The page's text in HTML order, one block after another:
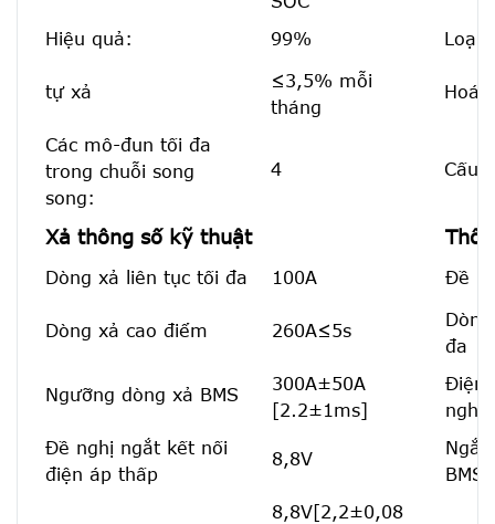
Hiệu quả:
99% Loại
tự xả
≤3,5% mỗi
tháng
Hoá
Các mô-đun tối đa
trong chuỗi song
song:
4 Cấu
Xả thông số kỹ thuật
Dòng xả liên tục tối đa 100A Đề
Dòng xả cao điểm 260A≤5s
đa
Ngưỡng dòng xả BMS
300A±50A
[2.2±1ms]
Điện
nghị
Đề nghị ngắt kết nối
điện áp thấp
8,8V
Ngắt
BMS
8,8V[2,2±0,08